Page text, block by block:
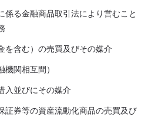
係る金融商品取引法により営むこと
を含む）の売買及びその媒介
機関相互間）
入並びにその媒介
証券等の資産流動化商品の売買及び